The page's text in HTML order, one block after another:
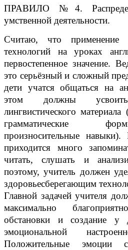
ПРАВИЛО №4.
умственной деятельности.
Считаю, что применение
технологий на уроках
первостепенное значение.
это серьёзный и сложный
дети учатся общаться на
этом должны
лингвистического
грамматические
произносительные
приходится много
читать, слушать и
поэтому, учитель должен
здоровьесберегающим
Главной задачей учителя
максимально
обстановки и создание у
эмоциональной
Положительные эмоции